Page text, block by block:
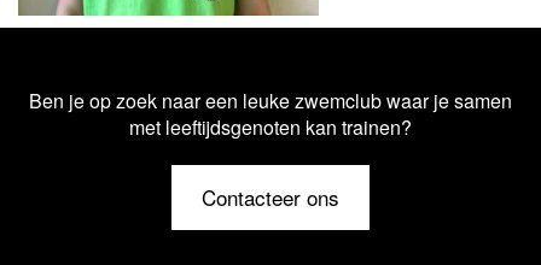
Ben je op zoek naar een leuke zwemclub waar je samen
met leeftijdsgenoten kan trainen?
Contacteer ons